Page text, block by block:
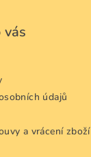
údajů
a vrácení zboží